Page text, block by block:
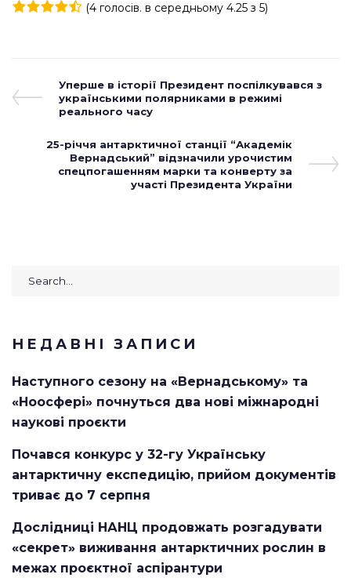
(4 голосів. в середньому 4.25 з 5)
Навігація
записів
Previous
Post
Уперше в історії Президент поспілкувався з
українськими полярниками в режимі
реального часу
Next
Post
25-річчя антарктичної станції “Академік
Вернадський” відзначили урочистим
спецпогашенням марки та конверту за
участі Президента України
Search
НЕДАВНІ ЗАПИСИ
Наступного сезону на «Вернадському» та
«Ноосфері» почнуться два нові міжнародні
наукові проєкти
Почався конкурс у 32-гу Українську
антарктичну експедицію, прийом документів
триває до 7 серпня
Дослідниці НАНЦ продовжать розгадувати
«секрет» виживання антарктичних рослин в
межах проєктної аспірантури